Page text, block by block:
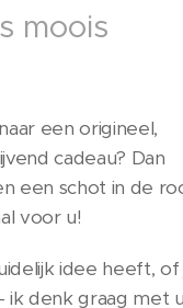
moois
een origineel,
cadeau? Dan
een schot in de
voor u!
idee heeft,
ik denk graag met